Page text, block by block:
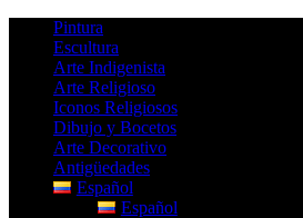
Pintura
Escultura
Arte Indigenista
Arte Religioso
Iconos Religiosos
Dibujo y Bocetos
Arte Decorativo
Antigüedades
Español
Español